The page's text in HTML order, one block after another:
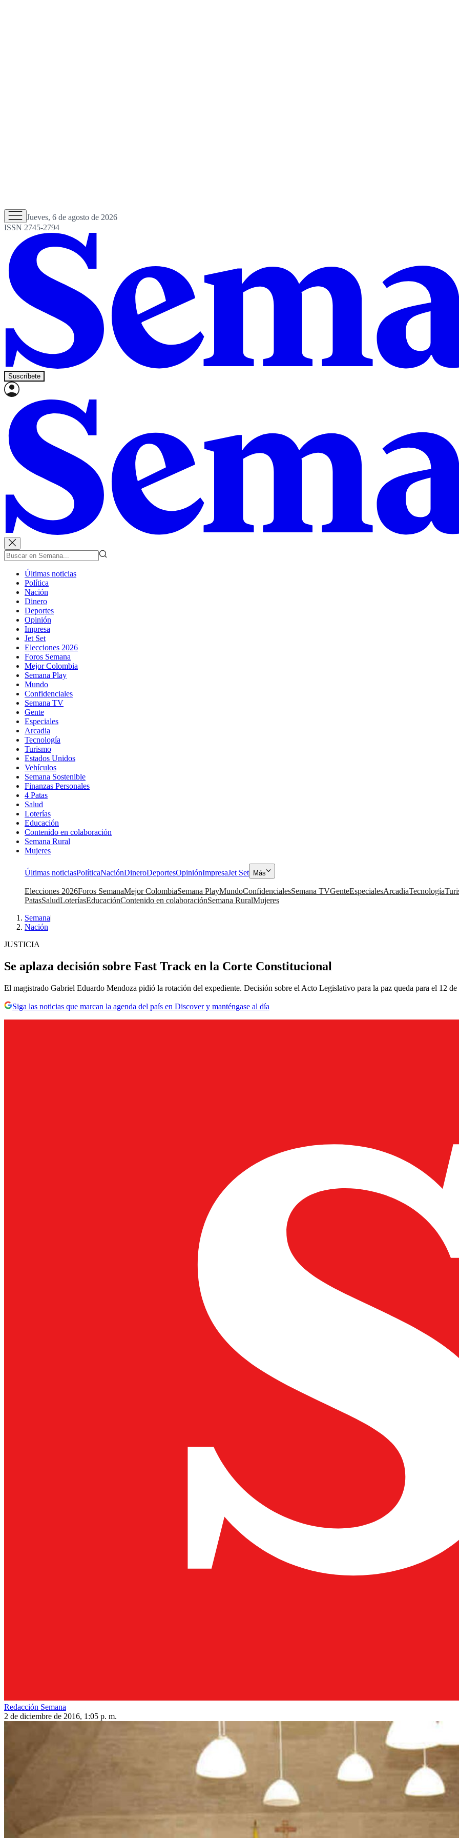
Jueves, 6 de agosto de 2026
ISSN 2745-2794
Suscríbete
Últimas noticias
Política
Nación
Dinero
Deportes
Opinión
Impresa
Jet Set
Elecciones 2026
Foros Semana
Mejor Colombia
Semana Play
Mundo
Confidenciales
Semana TV
Gente
Especiales
Arcadia
Tecnología
Turismo
Estados Unidos
Vehículos
Semana Sostenible
Finanzas Personales
4 Patas
Salud
Loterías
Educación
Contenido en colaboración
Semana Rural
Mujeres
Últimas noticiasPolíticaNaciónDineroDeportesOpiniónImpresaJet Set Más
Elecciones 2026Foros SemanaMejor ColombiaSemana PlayMundoConfidencialesSemana TVGenteEspecialesArcadiaTecnología
PatasSaludLoteríasEducaciónContenido en colaboraciónSemana RuralMujeres
Semana|
Nación
JUSTICIA
Se aplaza decisión sobre Fast Track en la Corte Constitucional
El magistrado Gabriel Eduardo Mendoza pidió la rotación del expediente. Decisión sobre el Acto Legislativo para la paz queda para el 12 de
Siga las noticias que marcan la agenda del país en Discover y manténgase al día
Redacción Semana
2 de diciembre de 2016, 1:05 p. m.